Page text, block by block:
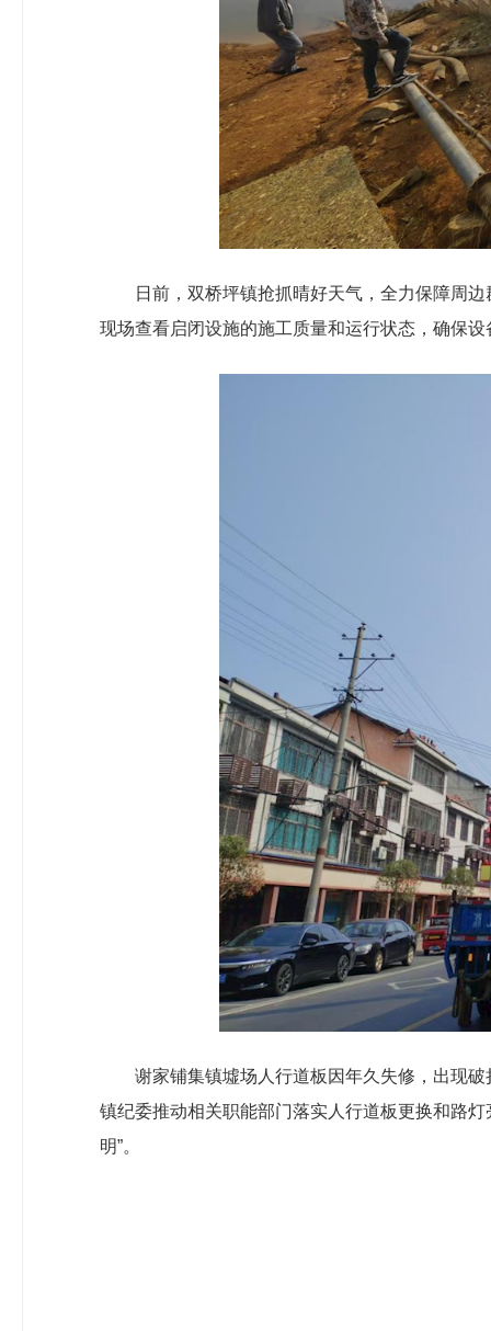
日前，双桥坪镇抢抓晴好天气，全力保障周
现场查看启闭设施的施工质量和运行状态，确保
谢家铺集镇墟场人行道板因年久失修，出现
镇纪委推动相关职能部门落实人行道板更换和路
明”。